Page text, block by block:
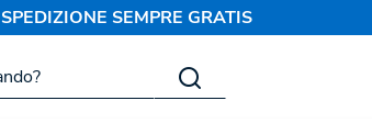
SPEDIZIONE SEMPRE GRATIS